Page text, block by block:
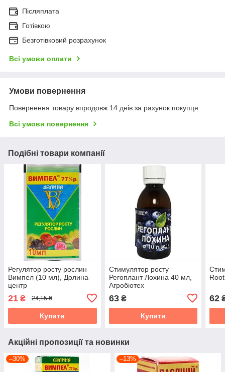
Післяплата
Готівкою
Безготівковий розрахунок
Всі умови оплати
Умови повернення
Повернення товару впродовж 14 днів за рахунок покупця
Всі умови повернення
Подібні товари компанії
Регулятор росту рослин
Вимпел (10 мл), Долина-
центр
21 ₴ 24,15 ₴
Купити
Стимулятор росту
Регоплант Лохина 40 мл,
Агробіотех
63₴
Купити
62
Акційні пропозиції та новинки
–30% –13%